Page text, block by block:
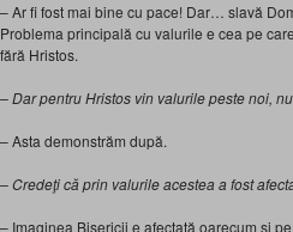
– Ar fi fost mai bine cu pace! Dar… slavă
Problema principală cu valurile e cea pe
fără Hristos.
– Dar pentru Hristos vin valurile peste noi,
– Asta demonstrăm după.
– Credeţi că prin valurile acestea a fost
– Imaginea Bisericii e afectată oarecum şi